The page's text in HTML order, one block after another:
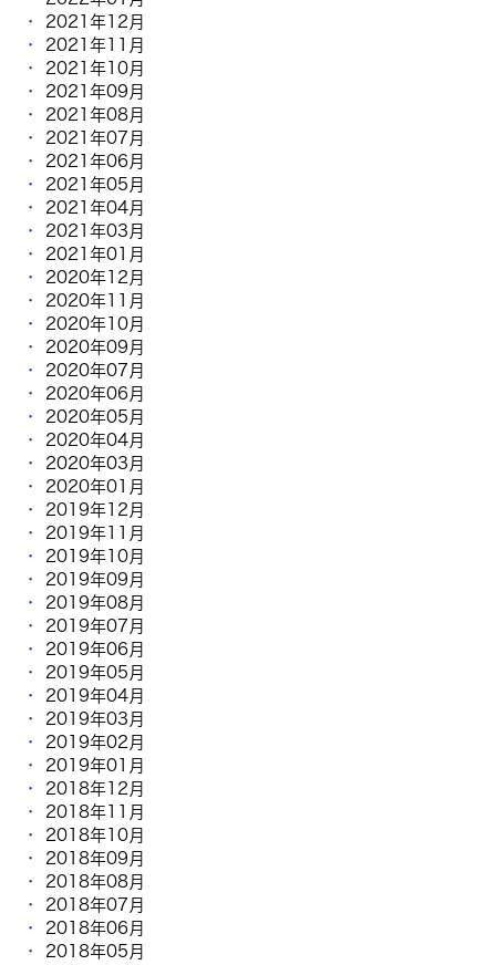
2021年12月
2021年11月
2021年10月
2021年09月
2021年08月
2021年07月
2021年06月
2021年05月
2021年04月
2021年03月
2021年01月
2020年12月
2020年11月
2020年10月
2020年09月
2020年07月
2020年06月
2020年05月
2020年04月
2020年03月
2020年01月
2019年12月
2019年11月
2019年10月
2019年09月
2019年08月
2019年07月
2019年06月
2019年05月
2019年04月
2019年03月
2019年02月
2019年01月
2018年12月
2018年11月
2018年10月
2018年09月
2018年08月
2018年07月
2018年06月
2018年05月